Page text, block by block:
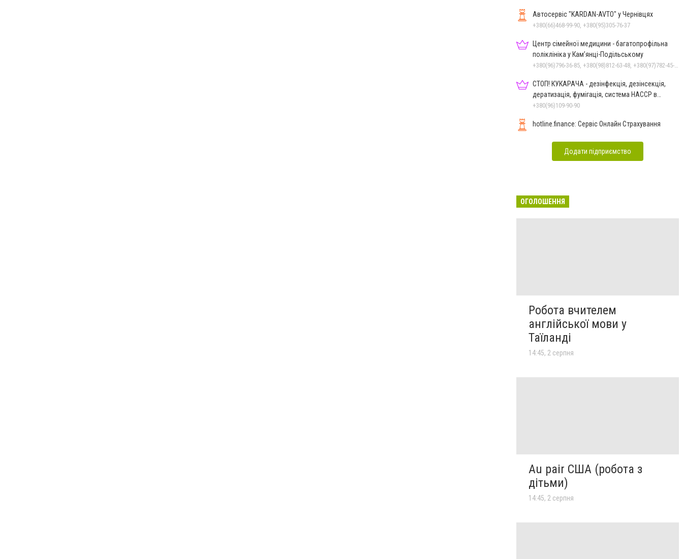
Автосервіс "KARDAN-AVTO" у Чернівцях
+380(66)468-99-90, +380(95)305-76-37
Центр сімейної медицини - багатопрофільна
поліклініка у Кам’янці-Подільському
СТОП! КУКАРАЧА - дезінфекція, дезінсекція,
дератизація, фумігація, система HACCP в
Чернівцях
+380(96)109-90-90
hotline.finance: Сервіс Онлайн Страхування
Додати підприємство
ОГОЛОШЕННЯ
Робота вчителем
англійської мови у
Таїланді
14:45, 2 серпня
Au pair США (робота з
дітьми)
14:45, 2 серпня